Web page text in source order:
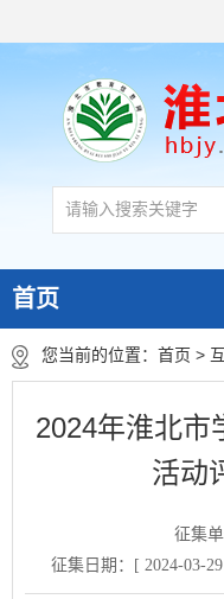
首页
您当前的位置： 首页 >
2024年淮北市
活动
征集
征集日期：[ 2024-03-